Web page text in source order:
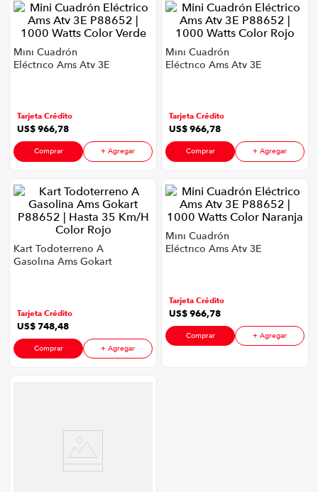
Mini Cuadrón
Eléctrico Ams Atv 3E
Tarjeta Crédito
US$966,78
Comprar + Agregar
Mini Cuadrón
Eléctrico Ams Atv 3E
Tarjeta Crédito
US$966,78
Comprar + Agregar
Kart Todoterreno A
Gasolina Ams Gokart
Tarjeta Crédito
US$748,48
Comprar + Agregar
Mini Cuadrón
Eléctrico Ams Atv 3E
Tarjeta Crédito
US$966,78
Comprar + Agregar
6. laptop
7. celular
8. congelador
10 . cocina